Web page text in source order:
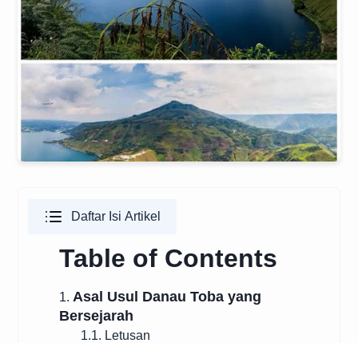
Daftar Isi Artikel
Table of Contents
1. Asal Usul Danau Toba yang
Bersejarah
1.1. Letusan